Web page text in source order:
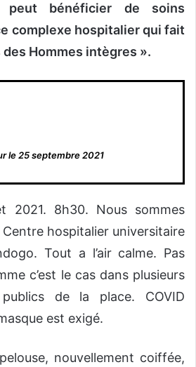
bénéficier de soins
complexe hospitalier qui fait
Hommes intègres ».
le 25 septembre 2021
2021. 8h30. Nous sommes
Centre hospitalier universitaire
Tout a l’air calme. Pas
c’est le cas dans plusieurs
de la place. COVID
est exigé.
nouvellement coiffée,